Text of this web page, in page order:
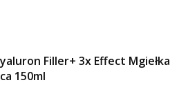
Filler+ 3x Effect Mgiełka
150ml